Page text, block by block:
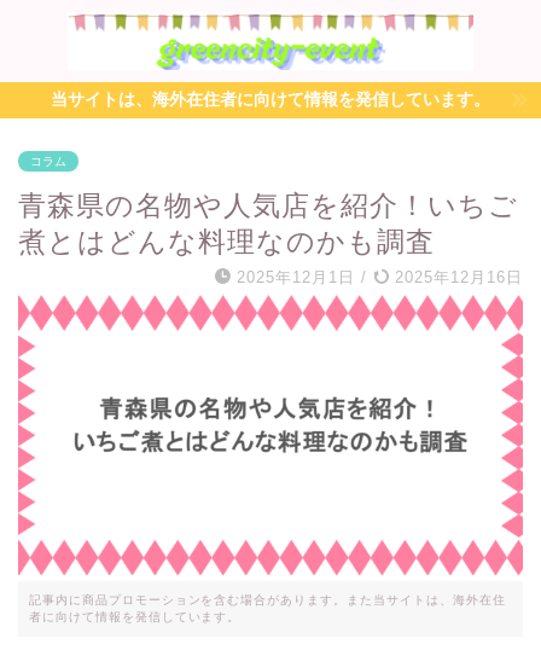
当サイトは、海外在住者に向けて情報を発信しています。
コラム
青森県の名物や人気店を紹介！いちご
煮とはどんな料理なのかも調査
2025年12月1日 / 2025年12月16日
記事内に商品プロモーションを含む場合があります。また当サイトは、海外在住
者に向けて情報を発信しています。